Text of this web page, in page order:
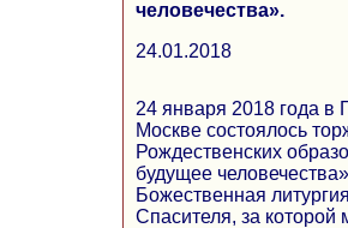
человечества».
24.01.2018
24 января 2018 года в
Москве состоялось
Рождественских
будущее
Божественная
Спасителя, за которой